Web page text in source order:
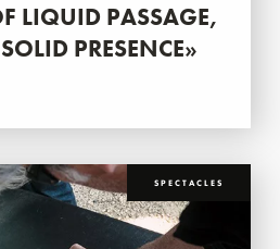
LIQUID PASSAGE,
PRESENCE»
SPECTACLES